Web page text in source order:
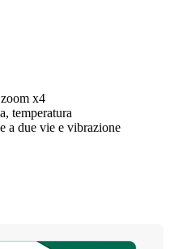
x4
temperatura
a due vie e vibrazione